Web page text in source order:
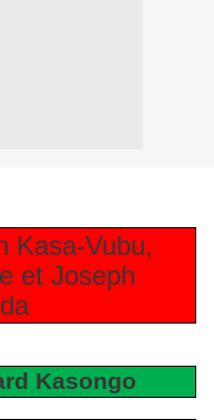
Kasa-Vubu,
et Joseph
Kasongo